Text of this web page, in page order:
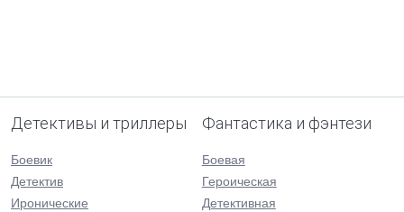
Детективы и триллеры
Боевик
Детектив
Иронические
Фантастика и фэнтези
Боевая
Героическая
Детективная